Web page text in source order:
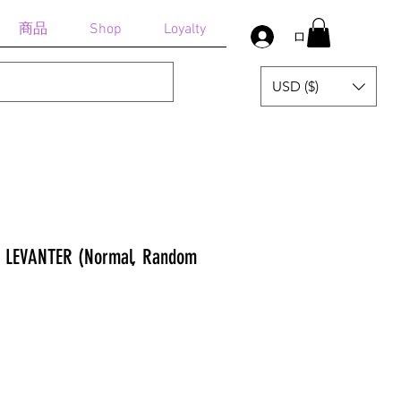
商品 Shop Loyalty ログイン
USD ($)
(Normal, Random